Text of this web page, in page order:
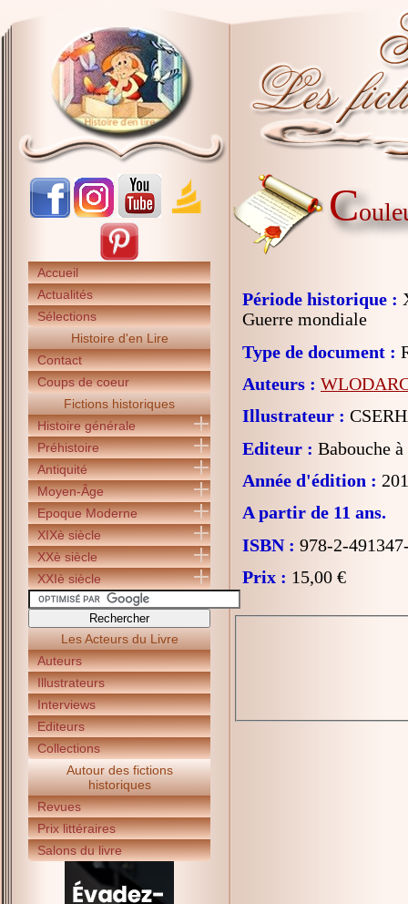
Accueil
Actualités
Sélections
Histoire d'en Lire
Contact
Coups de coeur
Fictions historiques
Histoire générale
Préhistoire
Antiquité
Moyen-Âge
Epoque Moderne
XIXè siècle
XXè siècle
XXIè siècle
Les Acteurs du Livre
Auteurs
Illustrateurs
Interviews
Editeurs
Collections
Autour des fictions
historiques
Revues
Prix littéraires
Salons du livre
C
Période historique :
Guerre mondiale
Type de document :
Auteurs :
Illustrateur :
Editeur : Babouche
Année d'édition :
A partir de 11 ans.
ISBN : 978-2-
Prix : 15,00 €